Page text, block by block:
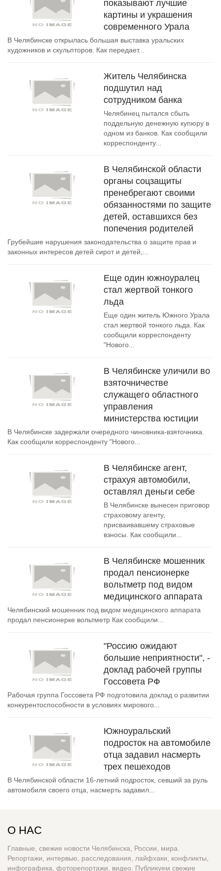
показывают лучшие
картины и украшения
современного Урала
В Челябинске открылась большая выставка уральских
художников и скульпторов. Как передает...
Житель Челябинска
подшутил над
сотрудником банка
Челябинец пытался сбыть
поддельную денежную купюру в
одном из банков. Как сообщили
корреспонденту...
В Челябинской области
органы соцзащиты
пренебрегают своими
обязанностями по защите
детей, оставшихся без
попечения родителей
Грубейшие нарушения законодательства о защите прав и
законных интересов детей сирот и детей,...
Еще один южноуралец
стал жертвой тонкого
льда
Еще один житель Южного Урала
стал жертвой тонкого льда. Как
сообщили корреспонденту
"Нового...
В Челябинске уличили во
взяточничестве
служащего областного
управления
министерства юстиции
В Челябинске задержали очередного чиновника-взяточника.
Как сообщили корреспонденту "Нового...
В Челябинске агент,
страхуя автомобили,
оставлял деньги себе
В Челябинске вынесен приговор
страховому агенту,
присваивавшему страховые
взносы. Как сообщили...
В Челябинске мошенник
продал пенсионерке
вольтметр под видом
медицинского аппарата
Челябинский мошенник под видом медицинского аппарата
продал пенсионерке вольтметр Как сообщили...
"Россию ожидают
большие неприятности", -
доклад рабочей группы
Госсовета РФ
Рабочая группа Госсовета РФ подготовила доклад о развитии
конкурентоспособности в условиях мирового...
Южноуральский
подросток на автомобиле
отца задавил насмерть
трех пешеходов
В Челябинской области 16-летний подросток, севший за руль
автомобиля своего отца, насмерть задавил...
О НАС
Главные, свежие новости Челябинска, России, мира.
Репортажи, интервью, расследования, лайфхаки, конфликты,
инфографика, фоторепортажи, видео. Публикуем свежие